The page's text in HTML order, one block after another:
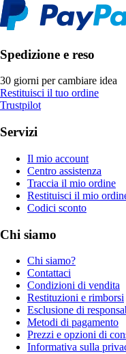
Spedizione e reso
30 giorni per cambiare idea
Restituisci il tuo ordine
Trustpilot
Servizi
Il mio account
Centro assistenza
Traccia il mio ordine
Restituisci il mio
Codici sconto
Chi siamo
Chi siamo?
Contattaci
Condizioni di vendita
Restituzioni e rimborsi
Esclusione di
Metodi di pagamento
Prezzi e opzioni di
Informativa sulla